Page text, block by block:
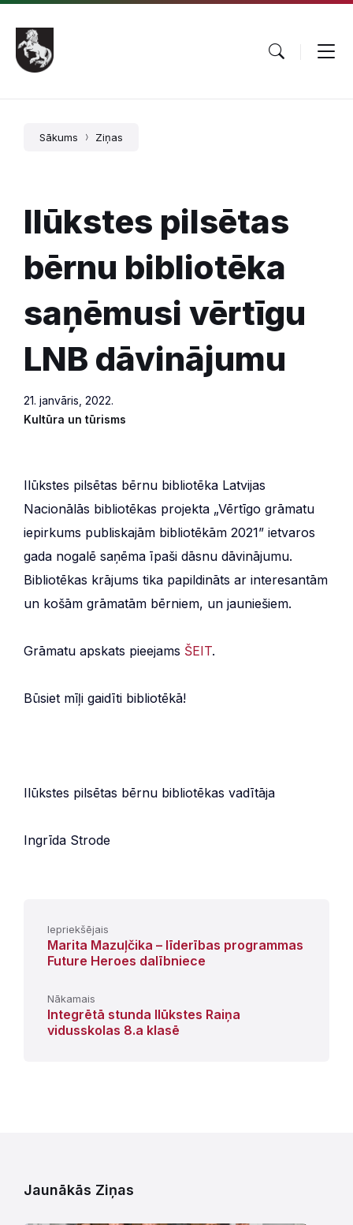
Pāriet
saturu
Skip
main
navigation
Skip
footer
Sākums Ziņas
Ilūkstes pilsētas
bērnu bibliotēka
saņēmusi vērtīgu
LNB dāvinājumu
21. janvāris, 2022.
Kultūra un tūrisms
Ilūkstes pilsētas bērnu bibliotēka Latvijas
Nacionālās bibliotēkas projekta „Vērtīgo grāmatu
iepirkums publiskajām bibliotēkām 2021” ietvaros
gada nogalē saņēma īpaši dāsnu dāvinājumu.
Bibliotēkas krājums tika papildināts ar interesantām
un košām grāmatām bērniem, un jauniešiem.
Grāmatu apskats pieejams ŠEIT.
Būsiet mīļi gaidīti bibliotēkā!
Ilūkstes pilsētas bērnu bibliotēkas vadītāja
Ingrīda Strode
Iepriekšējais
Marita Mazuļčika – līderības programmas
Future Heroes dalībniece
Nākamais
Integrētā stunda Ilūkstes Raiņa
vidusskolas 8.a klasē
Jaunākās Ziņas